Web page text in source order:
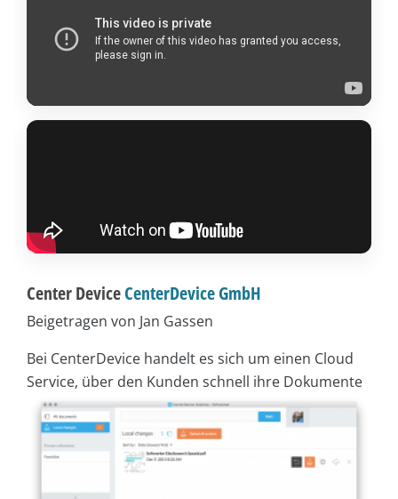
Center DeviceCenterDevice GmbH
Beigetragen von Jan Gassen
Bei CenterDevice handelt es sich um einen Cloud
Service, über den Kunden schnell ihre Dokumente